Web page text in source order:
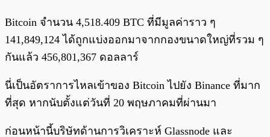
Bitcoin จำนวน 4,518.409 BTC ที่มีมูลค่าราว ๆ
141,849,124 ได้ถูกแบ่งออกมาจากกองขนาดใหญ่ที่รวม ๆ
กันแล้ว 456,801,367 ดอลลาร์
นี่เป็นอัตราการไหลเข้าของ Bitcoin ไปยัง Binance ที่มาก
ที่สุด หากนับตั้งแต่วันที่ 20 พฤษภาคมที่ผ่านมา
ก่อนหน้านี้บริษัทด้านการวิเคราะห์ Glassnode และ